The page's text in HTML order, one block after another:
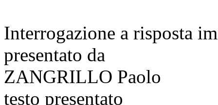
Interrogazione a risposta
presentato da
ZANGRILLO Paolo
testo presentato